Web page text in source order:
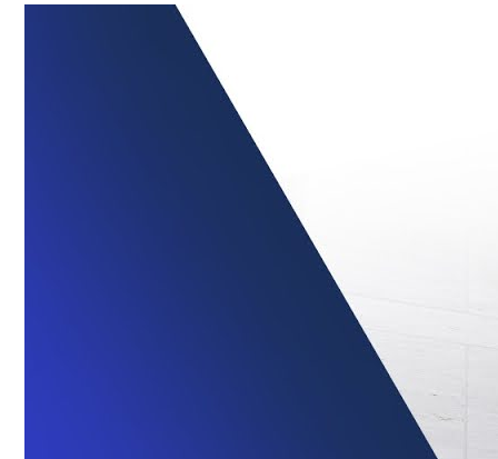
Conoce cual es el mejor calentador solar de